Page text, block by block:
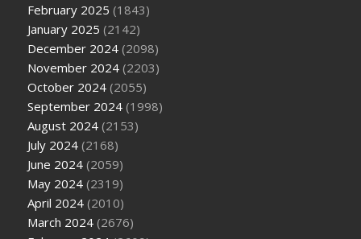
February 2025 (1843)
January 2025 (2142)
December 2024 (2098)
November 2024 (2203)
October 2024 (2055)
September 2024 (1998)
August 2024 (2153)
July 2024 (2168)
June 2024 (2059)
May 2024 (2319)
April 2024 (2010)
March 2024 (2676)